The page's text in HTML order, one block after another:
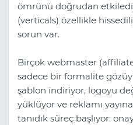
ömrünü doğrudan
(verticals) özellikle
sorun var.
Birçok webmaster
sadece bir formalite
şablon indiriyor, logoyu
yüklüyor ve reklamı
tanıdık süreç başlıyor: